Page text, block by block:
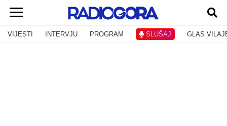
VIJESTI INTERVJU PROGRAM SLUŠAJ GLAS